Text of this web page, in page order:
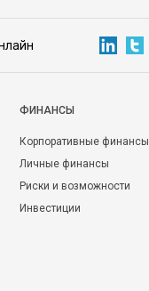
ФИНАНСЫ
Корпоративные финансы
Личные финансы
Риски и возможности
Инвестиции